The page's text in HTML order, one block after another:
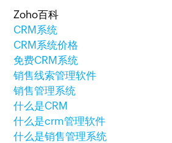
Zoho百科
CRM系统
CRM系统价格
免费CRM系统
销售线索管理软件
销售管理系统
什么是CRM
什么是crm管理软件
什么是销售管理系统